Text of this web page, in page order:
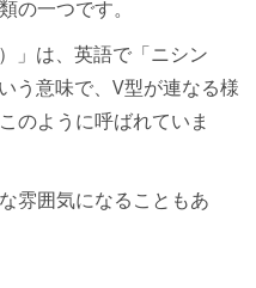
の一つです。
」は、英語で「ニシン
う意味で、V型が連なる様
のように呼ばれていま
雰囲気になることもあ